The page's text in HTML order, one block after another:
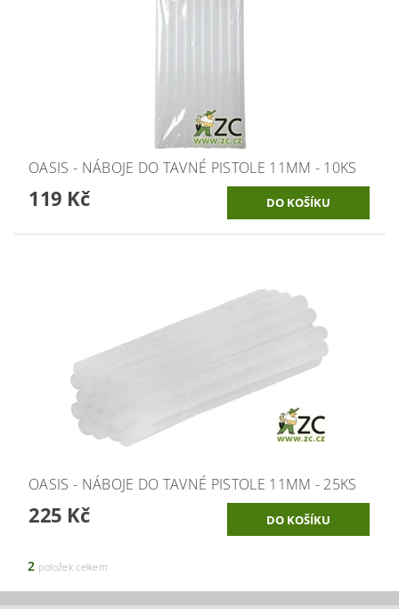
OASIS - NÁBOJE DO TAVNÉ PISTOLE 11MM - 10KS
119 Kč
OASIS - NÁBOJE DO TAVNÉ PISTOLE 11MM - 25KS
225 Kč
2 položek celkem